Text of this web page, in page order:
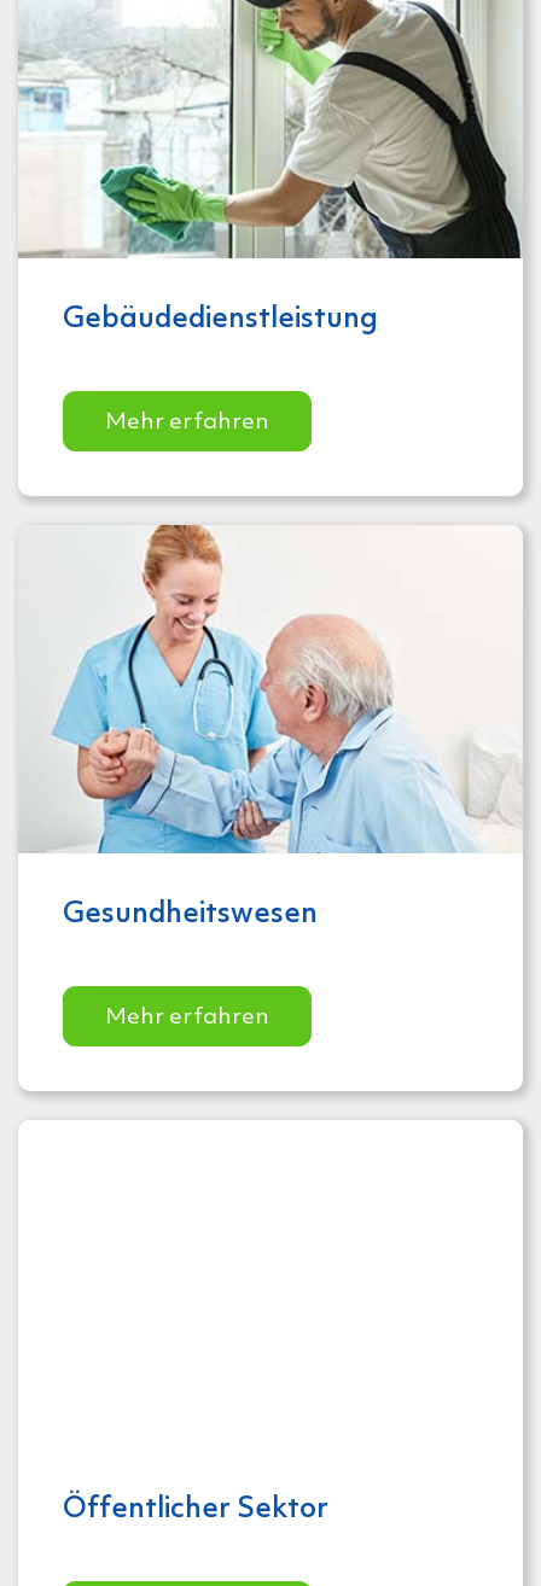
Gebäude­dienstleistung
Mehr erfahren
Gesundheits­wesen
Mehr erfahren
Öffentlicher Sektor